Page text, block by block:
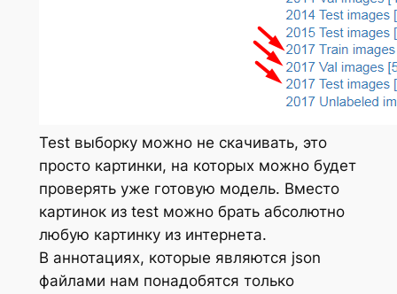
Test выборку можно не скачивать, это
просто картинки, на которых можно будет
проверять уже готовую модель. Вместо
картинок из test можно брать абсолютно
любую картинку из интернета.
В аннотациях, которые являются json
файлами нам понадобятся только